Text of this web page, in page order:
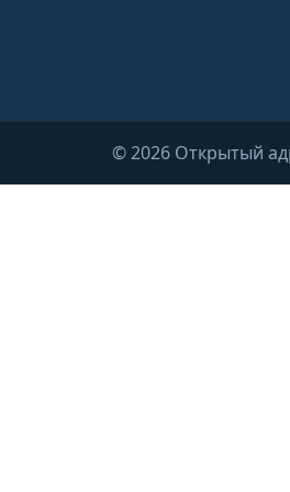
© 2026 Открытый